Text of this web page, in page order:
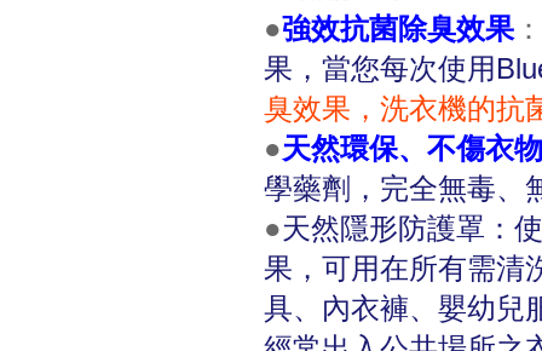
●強效抗菌除臭效果：
果，當您每次使用
臭效果， 洗衣機的抗
●天然環保、不傷衣物
學藥劑，完全無毒、
●天然隱形防護罩：
果，可用在所有需清
具、內衣褲、嬰幼兒